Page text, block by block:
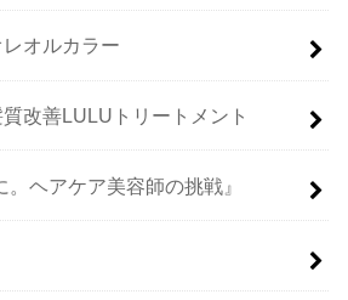
オルカラー
改善LULUトリートメント
。ヘアケア美容師の挑戦』